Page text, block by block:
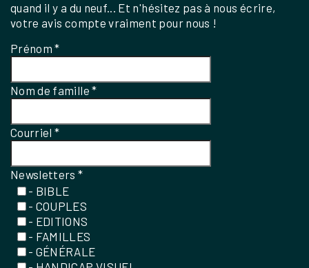
quand il y a du neuf... Et n'hésitez pas à nous écrire,
votre avis compte vraiment pour nous !
Prénom*
Nom de famille*
Courriel*
Newsletters*
- BIBLE
- COUPLES
- EDITIONS
- FAMILLES
- GÉNÉRALE